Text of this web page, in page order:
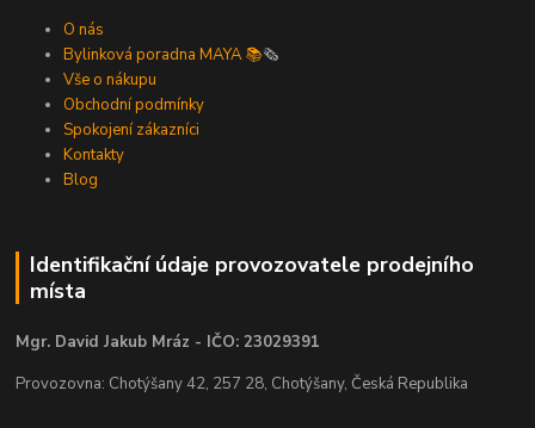
O nás
Bylinková poradna MAYA 📚🗞️
Vše o nákupu
Obchodní podmínky
Spokojení zákazníci
Kontakty
Blog
Identifikační údaje provozovatele prodejního
místa
Mgr. David Jakub Mráz - IČO: 23029391
Provozovna: Chotýšany 42, 257 28, Chotýšany, Česká Republika